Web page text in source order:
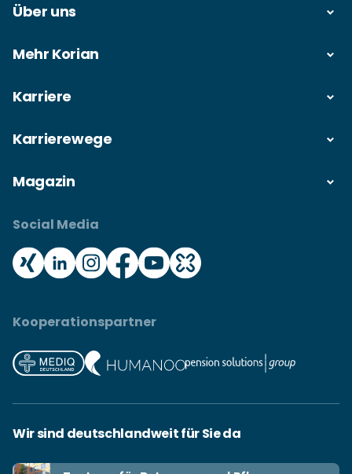
Über uns
Mehr Korian
Karriere
Karrierewege
Magazin
Social Media
Kooperationspartner
Wir sind deutschlandweit für Sie da